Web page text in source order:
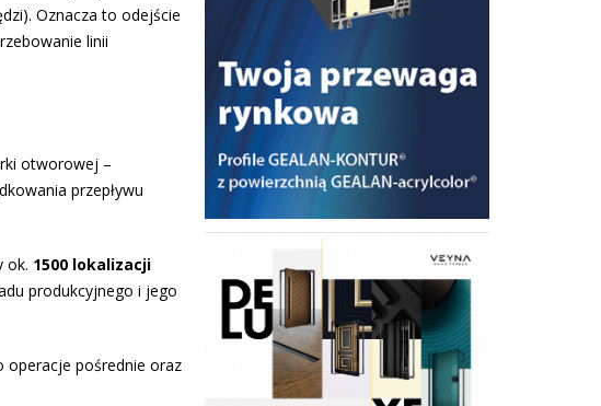
Oznacza to odejście
linii
otworowej –
przepływu
ok. 1500 lokalizacji
produkcyjnego i jego
operacje pośrednie oraz